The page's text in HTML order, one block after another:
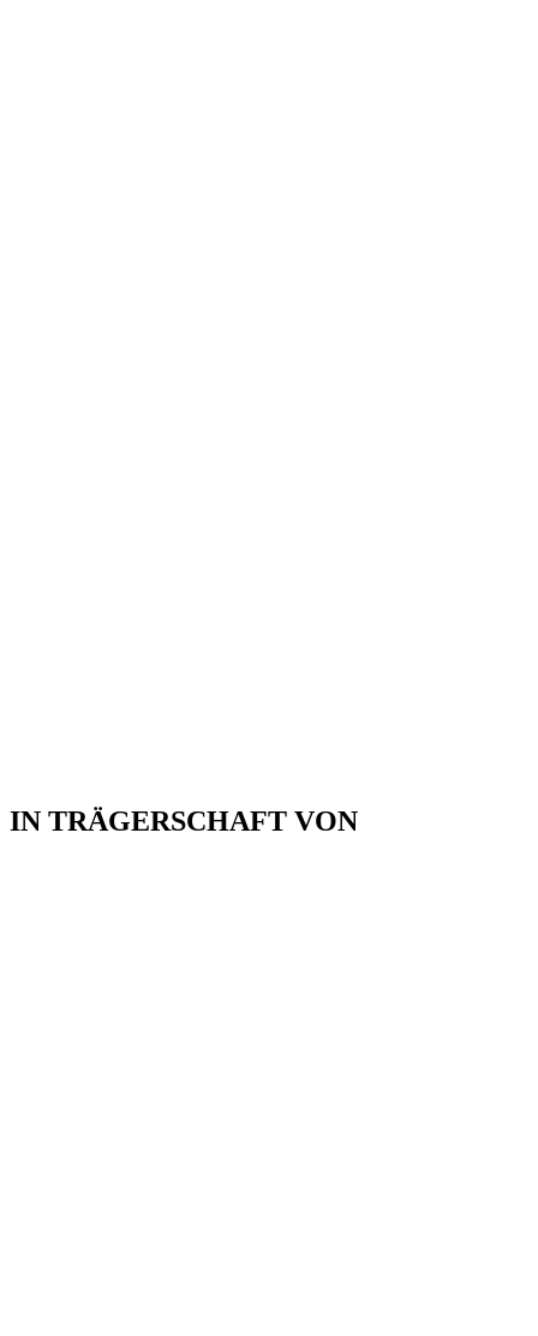
IN TRÄGERSCHAFT VON